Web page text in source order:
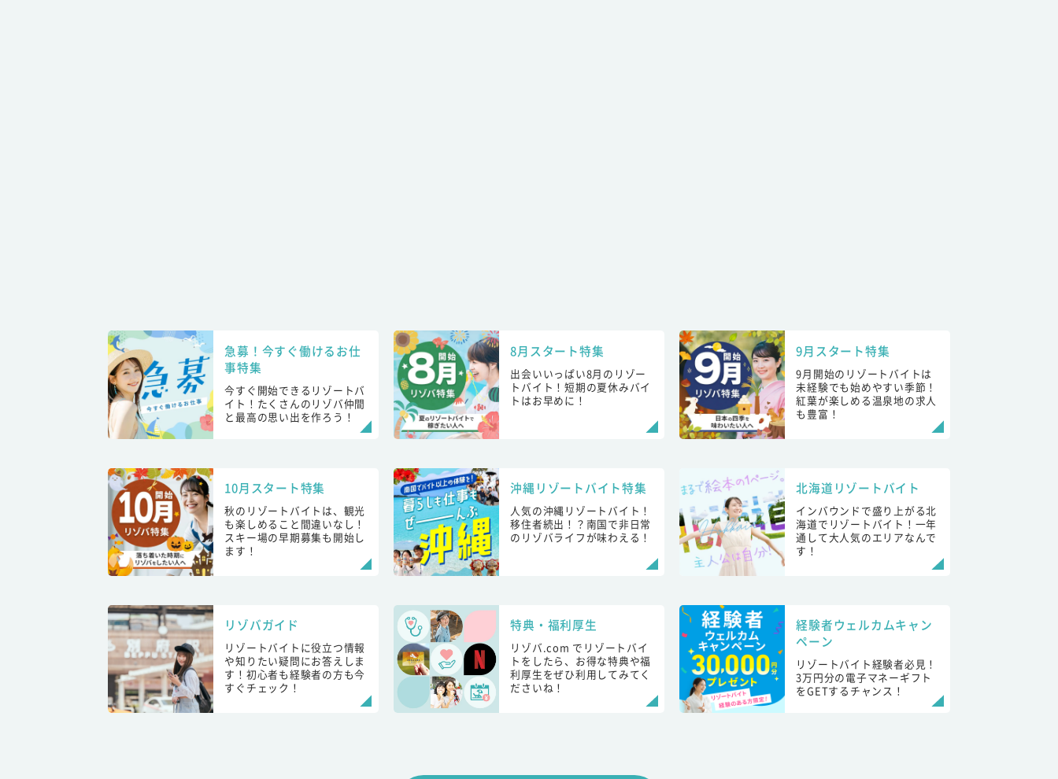
急募！今すぐ働けるお仕
事特集
今すぐ開始できるリゾートバ
イト！たくさんのリゾバ仲間
と最高の思い出を作ろう！
8月スタート特集
出会いいっぱい8月のリゾー
トバイト！短期の夏休みバイ
トはお早めに！
9月スタート特集
9月開始のリゾートバイトは
未経験でも始めやすい季節！
紅葉が楽しめる温泉地の求人
も豊富！
10月スタート特集
秋のリゾートバイトは、観光
も楽しめること間違いなし！
スキー場の早期募集も開始し
ます！
沖縄リゾートバイト特集
人気の沖縄リゾートバイト！
移住者続出！？南国で非日常
のリゾバライフが味わえる！
北海道リゾートバイト
インバウンドで盛り上がる北
海道でリゾートバイト！一年
通して大人気のエリアなんで
す！
リゾバガイド
リゾートバイトに役立つ情報
や知りたい疑問にお答えしま
す！初心者も経験者の方も今
すぐチェック！
特典・福利厚生
リゾバ.com でリゾートバイ
トをしたら、お得な特典や福
利厚生をぜひ利用してみてく
ださいね！
経験者ウェルカムキャン
ペーン
リゾートバイト経験者必見！
3万円分の電子マネーギフト
をGETするチャンス！